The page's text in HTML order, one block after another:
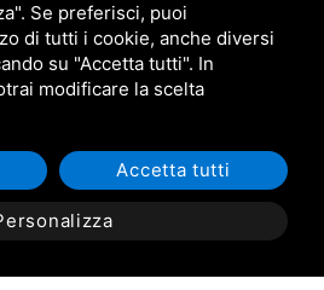
Iscriviti ora
/Sitemap/ Questo sito è protetto da Google
Se preferisci, puoi
di tutti i cookie, anche diversi
su "Accetta tutti". In
modificare la scelta
Accetta tutti